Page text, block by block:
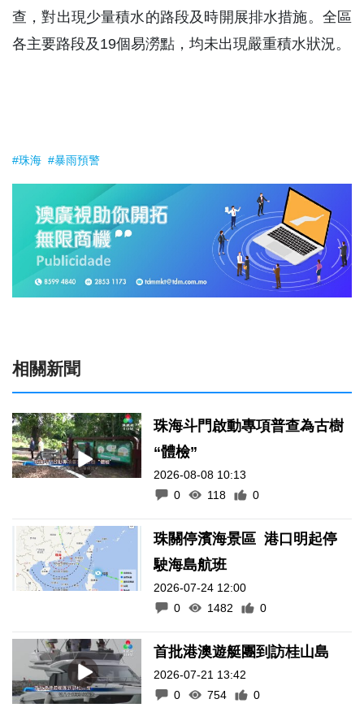
查，對出現少量積水的路段及時開展排水措施。全區
各主要路段及19個易澇點，均未出現嚴重積水狀況。
#珠海 #暴雨預警
相關新聞
珠海斗門啟動專項普查為古樹
“體檢”
2026-08-08 10:13
0
118 0
珠關停濱海景區 港口明起停
駛海島航班
2026-07-24 12:00
0
1482 0
首批港澳遊艇團到訪桂山島
2026-07-21 13:42
0
754 0